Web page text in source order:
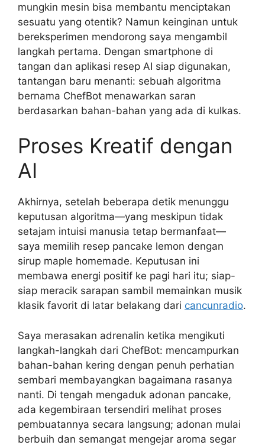
mungkin mesin bisa membantu menciptakan
sesuatu yang otentik? Namun keinginan untuk
bereksperimen mendorong saya mengambil
langkah pertama. Dengan smartphone di
tangan dan aplikasi resep AI siap digunakan,
tantangan baru menanti: sebuah algoritma
bernama ChefBot menawarkan saran
berdasarkan bahan-bahan yang ada di kulkas.
Proses Kreatif dengan
AI
Akhirnya, setelah beberapa detik menunggu
keputusan algoritma—yang meskipun tidak
setajam intuisi manusia tetap bermanfaat—
saya memilih resep pancake lemon dengan
sirup maple homemade. Keputusan ini
membawa energi positif ke pagi hari itu; siap-
siap meracik sarapan sambil memainkan musik
klasik favorit di latar belakang dari cancunradio.
Saya merasakan adrenalin ketika mengikuti
langkah-langkah dari ChefBot: mencampurkan
bahan-bahan kering dengan penuh perhatian
sembari membayangkan bagaimana rasanya
nanti. Di tengah mengaduk adonan pancake,
ada kegembiraan tersendiri melihat proses
pembuatannya secara langsung; adonan mulai
berbuih dan semangat mengejar aroma segar